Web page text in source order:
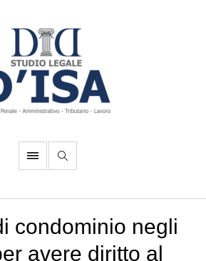
condominio negli
avere diritto al